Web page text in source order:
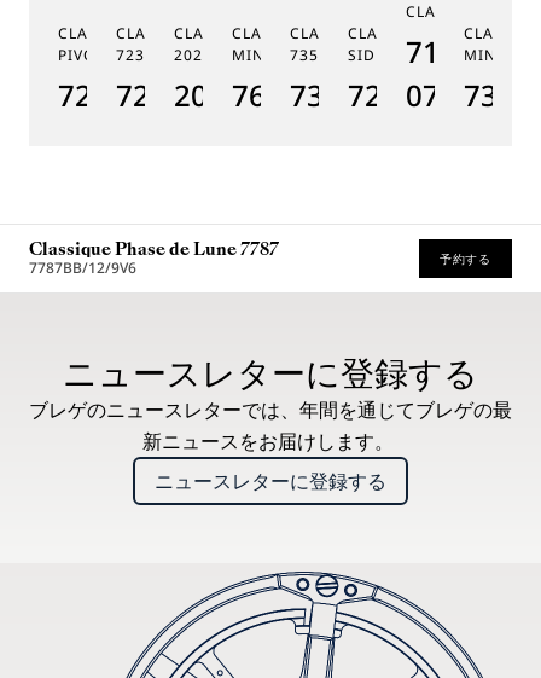
CLASSIQUE RÉGULATEUR À
PIVOT MAGNÉTIQUE 7225
7225BH/0H/9V6
CLASSIQUE PHASE DE LUNE
7235
7235BH/0H/9V6
CLASSIQUE SOUSCRIPTION
2025
2025BH/28/9W6
CLASSIQUE RÉPÉTITION
MINUTES 7637
7637BB/2Y/9ZU
CLASSIQUE TOURBILLON
7357
7357BH/1H/386
CLASSIQUE
SIDÉRAL 7255
7255PT/2N/
CLASSIQUE 7185
7185BH/
07
Classique Phase de Lune 7787
7787BB/12/9V6 予約する
ニュースレターに登録する
ブレゲのニュースレターでは、年間を通じてブレゲの最
新ニュースをお届けします。
ニュースレターに登録する